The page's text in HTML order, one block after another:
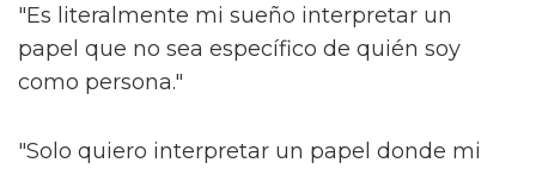
"Es literalmente mi sueño interpretar un
papel que no sea específico de quién soy
como persona."
"Solo quiero interpretar un papel donde mi